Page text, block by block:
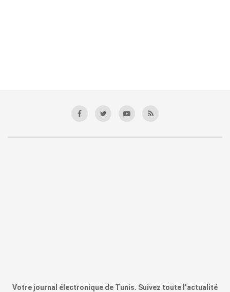
Votre journal électronique de Tunis. Suivez toute l’actualité